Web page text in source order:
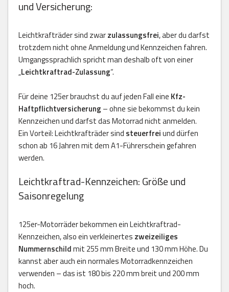
und Versicherung:
Leichtkrafträder sind zwarzulassungsfrei, aber du darfst
trotzdem nicht ohne Anmeldung und Kennzeichen fahren.
Umgangssprachlich spricht man deshalb oft von einer
„Leichtkraftrad-Zulassung“.
Für deine 125er brauchst du auf jeden Fall eine Kfz-
Haftpflichtversicherung – ohne sie bekommst du kein
Kennzeichen und darfst das Motorrad nicht anmelden.
Ein Vorteil: Leichtkrafträder sind steuerfreiund dürfen
schon ab 16 Jahren mit dem A1-Führerschein gefahren
werden.
Leichtkraftrad-Kennzeichen: Größe und
Saisonregelung
125er-Motorräder bekommen ein Leichtkraftrad-
Kennzeichen, also ein verkleinertes zweizeiliges
Nummernschildmit 255 mm Breite und 130 mm Höhe. Du
kannst aber auch ein normales Motorradkennzeichen
verwenden – das ist 180 bis 220 mm breit und 200 mm
hoch.